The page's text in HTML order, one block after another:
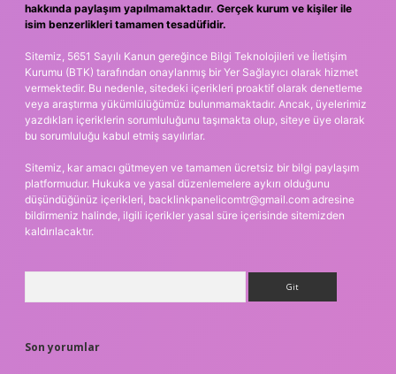
hakkında paylaşım yapılmamaktadır. Gerçek kurum ve kişiler ile
isim benzerlikleri tamamen tesadüfidir.
Sitemiz, 5651 Sayılı Kanun gereğince Bilgi Teknolojileri ve İletişim
Kurumu (BTK) tarafından onaylanmış bir Yer Sağlayıcı olarak hizmet
vermektedir. Bu nedenle, sitedeki içerikleri proaktif olarak denetleme
veya araştırma yükümlülüğümüz bulunmamaktadır. Ancak, üyelerimiz
yazdıkları içeriklerin sorumluluğunu taşımakta olup, siteye üye olarak
bu sorumluluğu kabul etmiş sayılırlar.
Sitemiz, kar amacı gütmeyen ve tamamen ücretsiz bir bilgi paylaşım
platformudur. Hukuka ve yasal düzenlemelere aykırı olduğunu
düşündüğünüz içerikleri, backlinkpanelicomtr@gmail.com adresine
bildirmeniz halinde, ilgili içerikler yasal süre içerisinde sitemizden
kaldırılacaktır.
Son yorumlar